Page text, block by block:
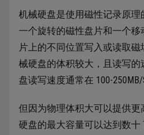
机械硬盘是使用磁性记录原
一个旋转的磁性盘片和一个
片上的不同位置写入或读取
械硬盘的体积较大，且读写
盘读写速度通常在 100-250MB/
但因为物理体积大可以提供
硬盘的最大容量可以达到数十